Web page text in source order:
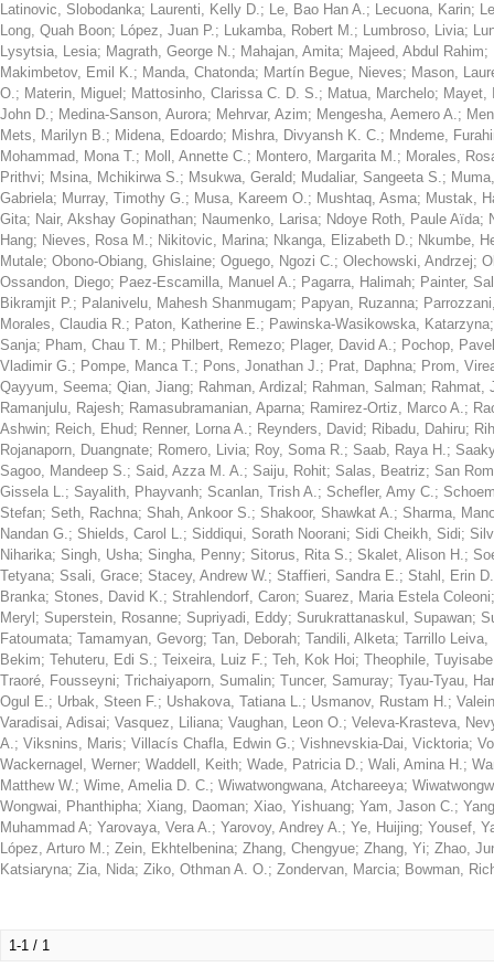
Latinovic, Slobodanka; Laurenti, Kelly D.; Le, Bao Han A.; Lecuona, Karin;
Long, Quah Boon; López, Juan P.; Lukamba, Robert M.; Lumbroso, Livia;
Lysytsia, Lesia; Magrath, George N.; Mahajan, Amita; Majeed, Abdul Rahim;
Makimbetov, Emil K.; Manda, Chatonda; Martín Begue, Nieves; Mason,
O.; Materin, Miguel ; Mattosinho, Clarissa C. D. S.; Matua, Marchelo; Mayet,
John D.; Medina-Sanson, Aurora; Mehrvar, Azim; Mengesha, Aemero A.;
Mets, Marilyn B.; Midena, Edoardo; Mishra, Divyansh K. C.; Mndeme,
Mohammad, Mona T.; Moll, Annette C.; Montero, Margarita M.; Morales,
Prithvi; Msina, Mchikirwa S.; Msukwa, Gerald; Mudaliar, Sangeeta S.;
Gabriela; Murray, Timothy G.; Musa, Kareem O.; Mushtaq, Asma; Mustak,
Gita; Nair, Akshay Gopinathan; Naumenko, Larisa; Ndoye Roth, Paule Aïda;
Hang; Nieves, Rosa M.; Nikitovic, Marina; Nkanga, Elizabeth D.; Nkumbe,
Mutale; Obono-Obiang, Ghislaine; Oguego, Ngozi C.; Olechowski, Andrzej;
Ossandon, Diego; Paez-Escamilla, Manuel A.; Pagarra, Halimah; Painter,
Bikramjit P.; Palanivelu, Mahesh Shanmugam; Papyan, Ruzanna;
Morales, Claudia R.; Paton, Katherine E.; Pawinska-Wasikowska, Katarzyna
Sanja; Pham, Chau T. M.; Philbert, Remezo; Plager, David A.; Pochop, Pavel
Vladimir G.; Pompe, Manca T.; Pons, Jonathan J.; Prat, Daphna; Prom,
Qayyum, Seema; Qian, Jiang; Rahman, Ardizal ; Rahman, Salman; Rahmat,
Ramanjulu, Rajesh; Ramasubramanian, Aparna; Ramirez-Ortiz, Marco A.;
Ashwin; Reich, Ehud; Renner, Lorna A.; Reynders, David; Ribadu, Dahiru;
Rojanaporn, Duangnate; Romero, Livia; Roy, Soma R.; Saab, Raya H.;
Sagoo, Mandeep S.; Said, Azza M. A.; Saiju, Rohit; Salas, Beatriz; San
Gissela L.; Sayalith, Phayvanh; Scanlan, Trish A.; Schefler, Amy C.;
Stefan; Seth, Rachna; Shah, Ankoor S.; Shakoor, Shawkat A.; Sharma,
Nandan G.; Shields, Carol L.; Siddiqui, Sorath Noorani; Sidi Cheikh, Sidi;
Niharika; Singh, Usha; Singha, Penny; Sitorus, Rita S.; Skalet, Alison H.;
Tetyana; Ssali, Grace; Stacey, Andrew W.; Staffieri, Sandra E.; Stahl, Erin D.
Branka; Stones, David K.; Strahlendorf, Caron; Suarez, Maria Estela Coleoni
Meryl ; Superstein, Rosanne; Supriyadi, Eddy; Surukrattanaskul, Supawan;
Fatoumata; Tamamyan, Gevorg; Tan, Deborah; Tandili, Alketa; Tarrillo Leiva,
Bekim; Tehuteru, Edi S.; Teixeira, Luiz F.; Teh, Kok Hoi; Theophile, Tuyisabe
Traoré, Fousseyni; Trichaiyaporn, Sumalin; Tuncer, Samuray; Tyau-Tyau,
Ogul E.; Urbak, Steen F.; Ushakova, Tatiana L.; Usmanov, Rustam H.;
Varadisai, Adisai; Vasquez, Liliana; Vaughan, Leon O.; Veleva-Krasteva,
A.; Viksnins, Maris; Villacís Chafla, Edwin G.; Vishnevskia-Dai, Vicktoria;
Wackernagel, Werner; Waddell, Keith; Wade, Patricia D.; Wali, Amina H.;
Matthew W.; Wime, Amelia D. C.; Wiwatwongwana, Atchareeya;
Wongwai, Phanthipha; Xiang, Daoman; Xiao, Yishuang; Yam, Jason C.;
Muhammad A; Yarovaya, Vera A.; Yarovoy, Andrey A.; Ye, Huijing; Yousef,
López, Arturo M.; Zein, Ekhtelbenina; Zhang, Chengyue; Zhang, Yi; Zhao,
Katsiaryna; Zia, Nida; Ziko, Othman A. O.; Zondervan, Marcia; Bowman,
1-1 / 1